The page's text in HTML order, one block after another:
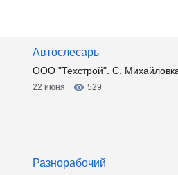
Автослесарь
ООО "Техстрой". С.
22 июня 529
Разнорабочий